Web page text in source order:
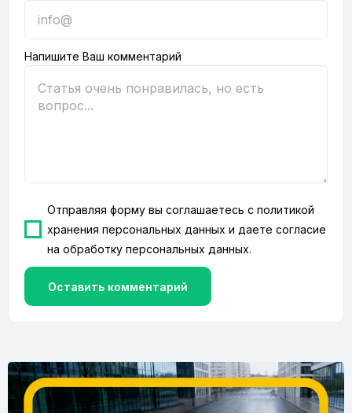
Напишите Ваш комментарий
Отправляя форму вы соглашаетесь сполитикой
хранения персональных данных и даете согласие
наобработку персональных данных.
Оставить комментарий